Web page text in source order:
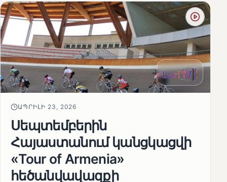
ԱՊՐԻԼԻ 23, 2026
Սեպտեմբերին
Հայաստանում կանցկացվի
«Tour of Armenia»
հեծանվավազքի